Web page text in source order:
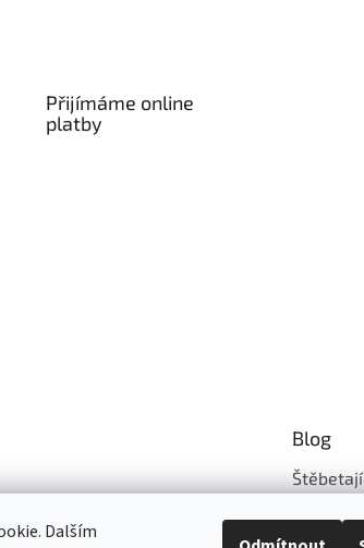
Dalším
Přijímáme online
platby
Blog
Šijeme z